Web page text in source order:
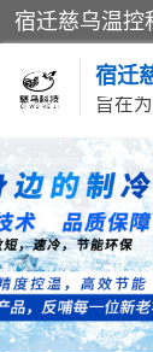
宿迁
旨在
冷水机
导热油加热